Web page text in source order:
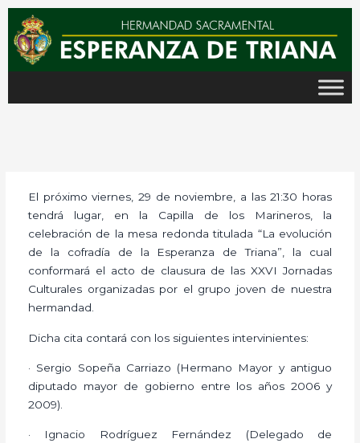
contenido
El próximo viernes, 29 de noviembre, a las 21:30 horas
tendrá lugar, en la Capilla de los Marineros, la
celebración de la mesa redonda titulada “La evolución
de la cofradía de la Esperanza de Triana”, la cual
conformará el acto de clausura de las XXVI Jornadas
Culturales organizadas por el grupo joven de nuestra
hermandad.
Dicha cita contará con los siguientes intervinientes:
· Sergio Sopeña Carriazo (Hermano Mayor y antiguo
diputado mayor de gobierno entre los años 2006 y
2009).
· Ignacio Rodríguez Fernández (Delegado de